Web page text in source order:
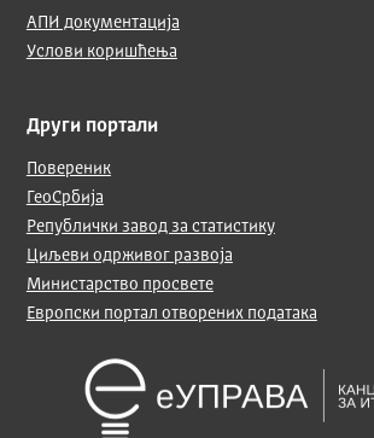
АПИ документација
Услови коришћења
Други портали
Повереник
ГеоСрбија
Републички завод за статистику
Циљеви одрживог развоја
Министарство просвете
Европски портал отворених података